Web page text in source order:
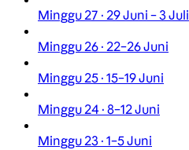
Minggu 27 · 29 Juni – 3 Juli
Minggu 26 · 22–26 Juni
Minggu 25 · 15–19 Juni
Minggu 24 · 8–12 Juni
Minggu 23 · 1–5 Juni